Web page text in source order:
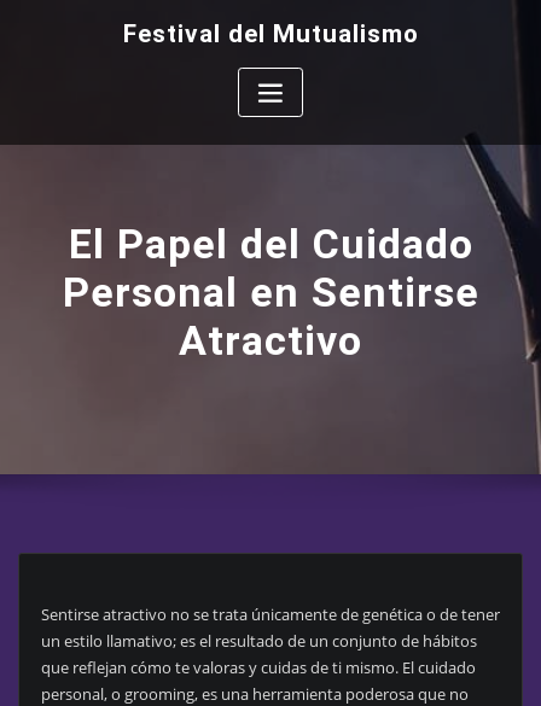
Festival del Mutualismo
El Papel del Cuidado
Personal en Sentirse
Atractivo
Sentirse atractivo no se trata únicamente de genética o de tener
un estilo llamativo; es el resultado de un conjunto de hábitos
que reflejan cómo te valoras y cuidas de ti mismo. El cuidado
personal, o grooming, es una herramienta poderosa que no